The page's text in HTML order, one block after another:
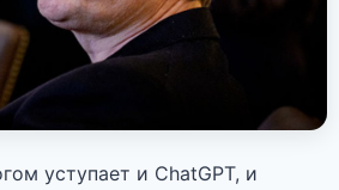
уступает и ChatGPT, и